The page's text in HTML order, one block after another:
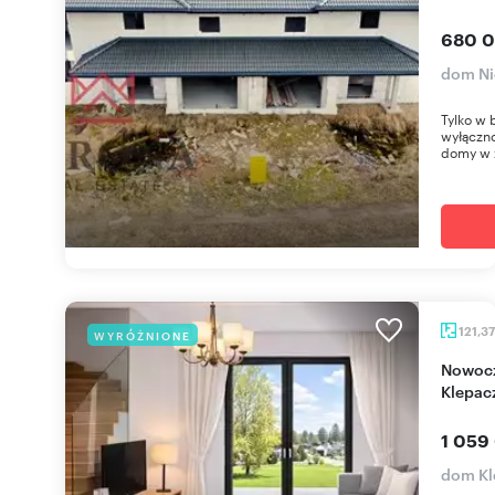
680
dom
Tylko w
domy w
WYRÓŻNIONE
Nowoczesny dom z ogródkiem i garażem w
1 059
dom